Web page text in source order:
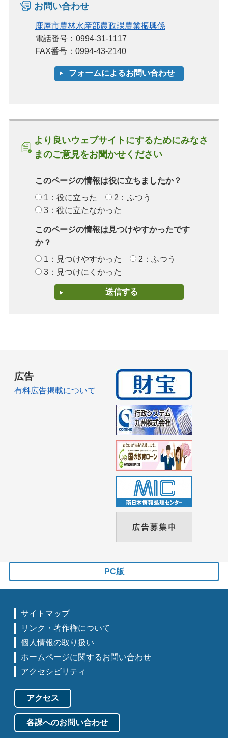
お問い合わせ
鹿屋市農林水産部農政課農業振興係
電話番号：0994-31-1117
FAX番号：0994-43-2140
より良いウェブサイトにするためにみなさ
まのご意見をお聞かせください
このページの情報は役に立ちましたか？
1：役に立った
2：ふつう
3：役に立たなかった
このページの情報は見つけやすかったです
か？
1：見つけやすかった
2：ふつう
3：見つけにくかった
広告
有料広告掲載について
PC版
サイトマップ
リンク・著作権について
個人情報の取り扱い
ホームページに関するお問い合わせ
アクセシビリティ
アクセス
各課へのお問い合わせ